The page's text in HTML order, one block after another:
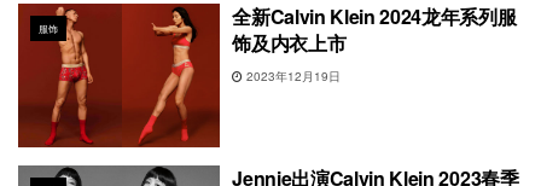
服饰
全新Calvin Klein 2024龙年系列服
饰及内衣上市
2023年12月19日
Jennie出演Calvin Klein 2023春季